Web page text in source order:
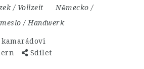
/ Vollzeit
Německo /
/ Handwerk
Sdílet